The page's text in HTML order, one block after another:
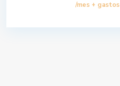
/mes + gastos